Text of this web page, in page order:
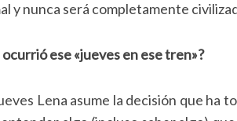
y nunca será completamente
ese «jueves en ese tren»?
Lena asume la decisión que ha